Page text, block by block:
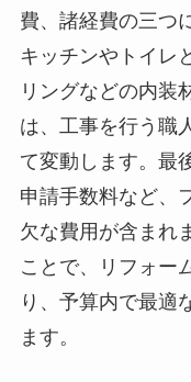
費、諸経費の三つ
キッチンやトイレ
リングなどの内装
は、工事を行う職
て変動します。最
申請手数料など、
欠な費用が含まれ
ことで、リフォー
り、予算内で最適
ます。